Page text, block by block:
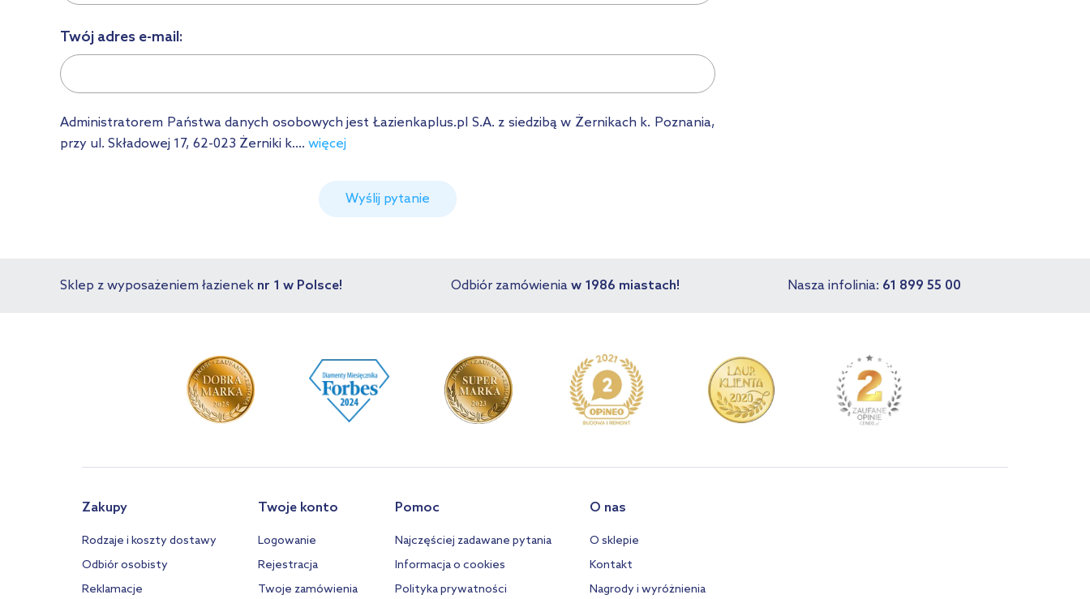
Twój adres e-mail:
Administratorem Państwa danych osobowych jest Łazienkaplus.pl S.A. z siedzibą w Żernikach k. Poznania,
przy ul. Składowej 17, 62-023 Żerniki k.... więcej
Wyślij pytanie
Sklep z wyposażeniem łazienek nr 1 w Polsce! Odbiór zamówienia w 1986 miastach! Nasza infolinia: 61 899 55 00
Zakupy
Rodzaje i koszty dostawy
Odbiór osobisty
Reklamacje
Twoje konto
Logowanie
Rejestracja
Twoje zamówienia
Pomoc
Najczęściej zadawane pytania
Informacja o cookies
Polityka prywatności
O nas
O sklepie
Kontakt
Nagrody i wyróżnienia